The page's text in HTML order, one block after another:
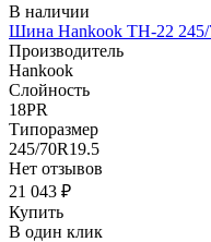
В наличии
Шина Hankook TH-22 245/
Производитель
Hankook
Слойность
18PR
Типоразмер
245/70R19.5
Нет отзывов
21 043 ₽
Купить
В один клик